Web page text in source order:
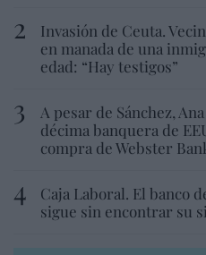
Invasión de Ceuta.
en manada de una
edad: “Hay testigos”
A pesar de Sánchez,
décima banquera de
compra de Webster
Caja Laboral. El banco
sigue sin encontrar su